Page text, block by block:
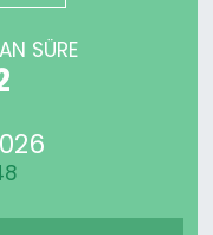
SÜRE